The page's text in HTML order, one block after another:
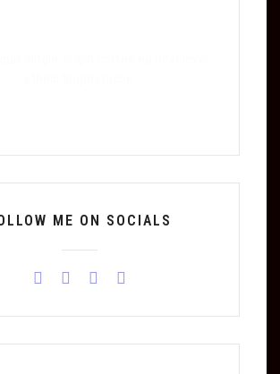
ME ON SOCIALS